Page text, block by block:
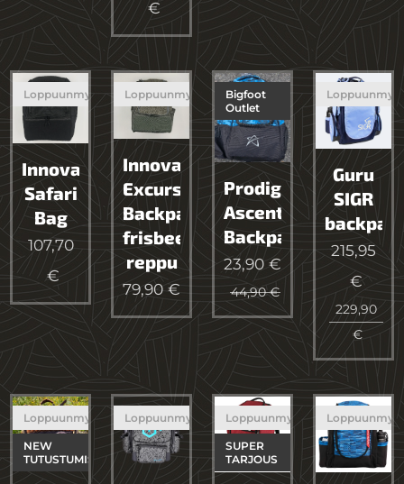
€
Innova
Safari
Bag
Loppuunmyyty
107,70
€
Innova
Excursion
Backpack
frisbeegolf
reppu
Loppuunmyyty
79,90 €
Prodigy
Ascent
Backpack
Bigfoot
Outlet
23,90 €
44,90€
Guru
SIGR
215,95
€
229,90
€
Loppuunmyyty
NEW
TUTUSTUMISTARJOUS
Loppuunmyyty Loppuunmyyty
SUPER
TARJOUS